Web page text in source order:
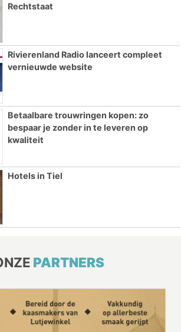
Rechtstaat
Rivierenland Radio lanceert compleet
vernieuwde website
Betaalbare trouwringen kopen: zo
bespaar je zonder in te leveren op
kwaliteit
Hotels in Tiel
PARTNERS